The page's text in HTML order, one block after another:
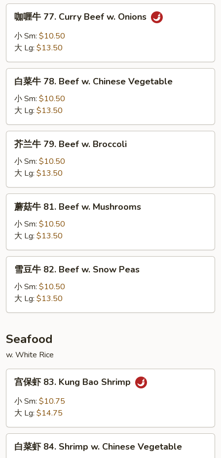
w.
Oyster
Sauce
77.
Beef
Onions
咖喱牛 77. Curry Beef w. Onions
小 Sm: $10.50
大 Lg: $13.50
78.
Beef
w.
Chinese
Vegetable
白菜牛 78. Beef w. Chinese Vegetable
小 Sm: $10.50
大 Lg: $13.50
79.
Beef
w.
Broccoli
芥兰牛 79. Beef w. Broccoli
小 Sm: $10.50
大 Lg: $13.50
81.
Beef
w.
Mushrooms
蘑菇牛 81. Beef w. Mushrooms
小 Sm: $10.50
大 Lg: $13.50
82.
Beef
Snow
Peas
雪豆牛 82. Beef w. Snow Peas
小 Sm: $10.50
大 Lg: $13.50
Seafood
w. White Rice
83.
Bao
Shrimp
宫保虾 83. Kung Bao Shrimp
小 Sm: $10.75
大 Lg: $14.75
白菜虾 84. Shrimp w. Chinese Vegetable